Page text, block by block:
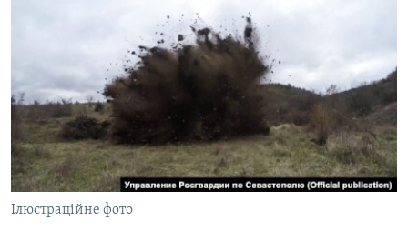
ВІДЕОУРОКИ «ELIFBE»
СВІДЧЕННЯ ОКУПАЦІЇ
УКРАЇНСЬКА ПРОБЛЕМА КРИМУ
ІНФОГРАФІКА
ЯК ОБІЙТИ БЛОКУВАННЯ
Русский
Qırımtatar
ДОЛУЧАЙСЯ!
Ілюстраційне фото